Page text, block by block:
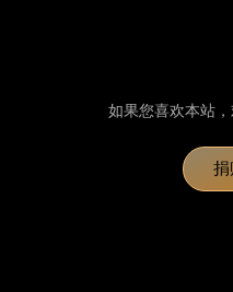
如果您喜欢本站
捐